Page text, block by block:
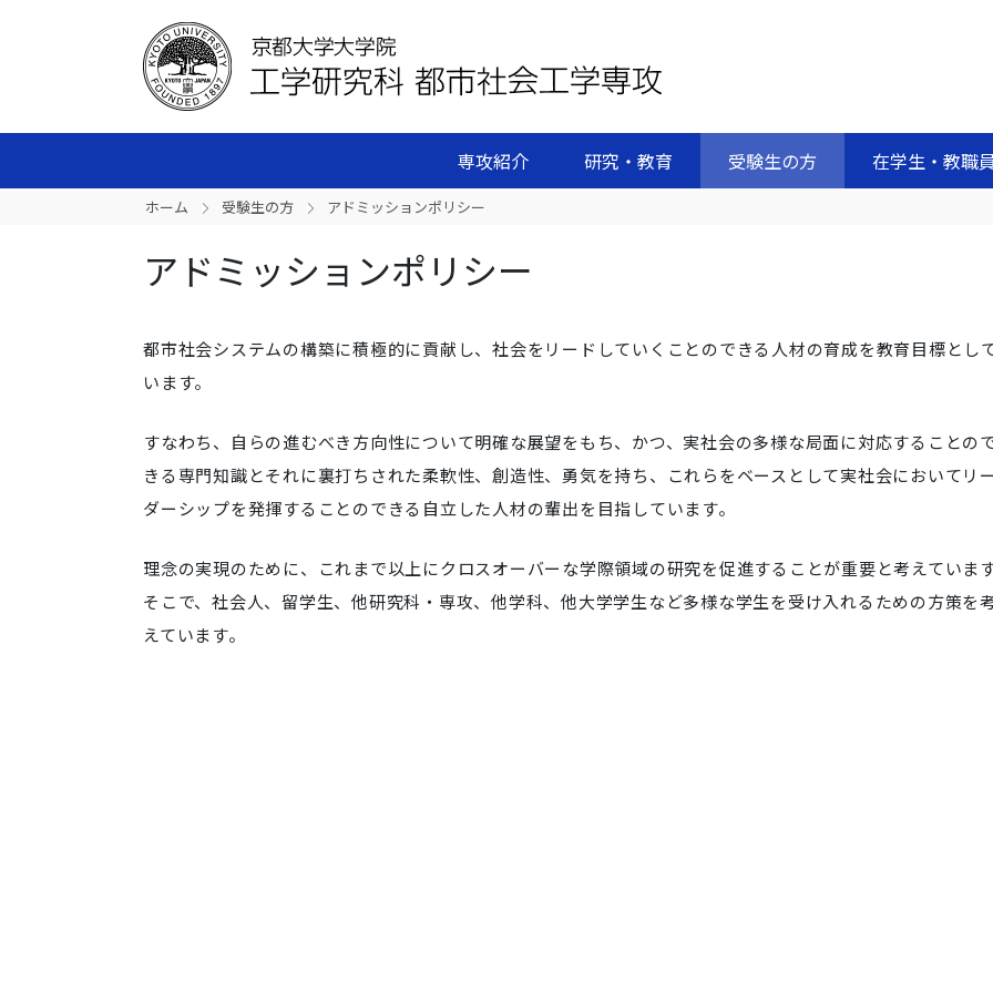
専攻紹介 研究・教育 受験生の方 在学生・教職
ホーム 受験生の方 アドミッションポリシー
アドミッションポリシー
都市社会システムの構築に積極的に貢献し、社会をリードしていくことのできる人材の育成を教育目標とし
います。
すなわち、自らの進むべき方向性について明確な展望をもち、かつ、実社会の多様な局面に対応することの
きる専門知識とそれに裏打ちされた柔軟性、創造性、勇気を持ち、これらをベースとして実社会においてリ
ダーシップを発揮することのできる自立した人材の輩出を目指しています。
理念の実現のために、これまで以上にクロスオーバーな学際領域の研究を促進することが重要と考えていま
そこで、社会人、留学生、他研究科・専攻、他学科、他大学学生など多様な学生を受け入れるための方策を
えています。